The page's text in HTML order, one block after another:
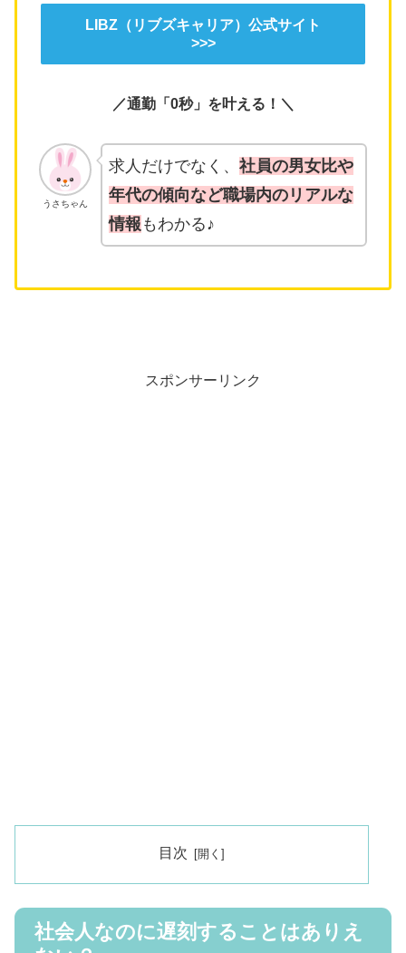
LIBZ（リブズキャリア）公式サイト
>>>
／通勤「0秒」を叶える！＼
うさちゃん
求人だけでなく、 社員の男女比や
年代の傾向など職場内のリアルな
情報 もわかる♪
スポンサーリンク
目次
社会人なのに遅刻することはありえ